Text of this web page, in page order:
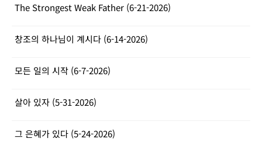
The Strongest Weak Father (6-21-2026)
창조의 하나님이 계시다 (6-14-2026)
모든 일의 시작 (6-7-2026)
살아 있자 (5-31-2026)
그 은혜가 있다 (5-24-2026)